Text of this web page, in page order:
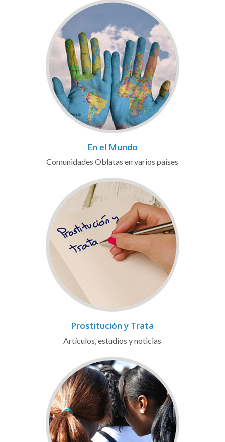
En el Mundo
Comunidades Oblatas en varios paises
Prostitución y Trata
Artículos, estudios y noticias